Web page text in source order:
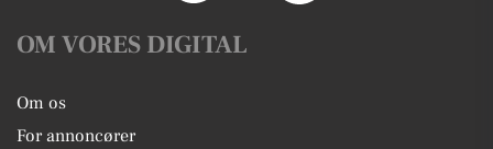
OM VORES DIGITAL
Om os
For annoncører